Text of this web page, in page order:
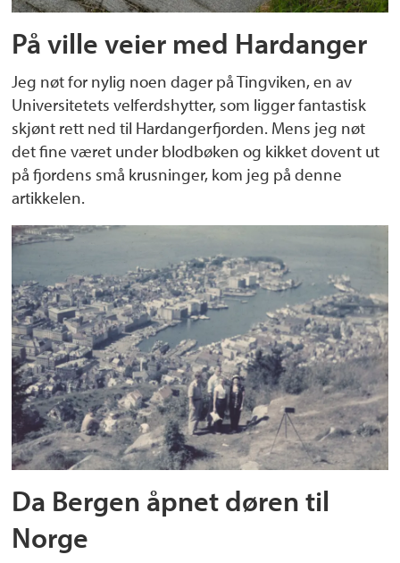
På ville veier med Hardanger
Jeg nøt for nylig noen dager på Tingviken, en av
Universitetets velferdshytter, som ligger fantastisk
skjønt rett ned til Hardangerfjorden. Mens jeg nøt
det fine været under blodbøken og kikket dovent ut
på fjordens små krusninger, kom jeg på denne
artikkelen.
Da Bergen åpnet døren til
Norge